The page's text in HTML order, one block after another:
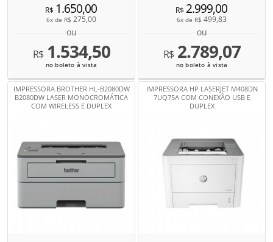
R$1.650,00
6x de R$ 275,00
ou
R$1.534,50
no boleto à vista
R$2.999,00
6x de R$ 499,83
ou
R$2.789,07
no boleto à vista
IMPRESSORA BROTHER HL-B2080DW
B2080DW LASER MONOCROMÁTICA
COM WIRELESS E DUPLEX
IMPRESSORA HP LASERJET M408DN
7UQ75A COM CONEXÃO USB E
DUPLEX